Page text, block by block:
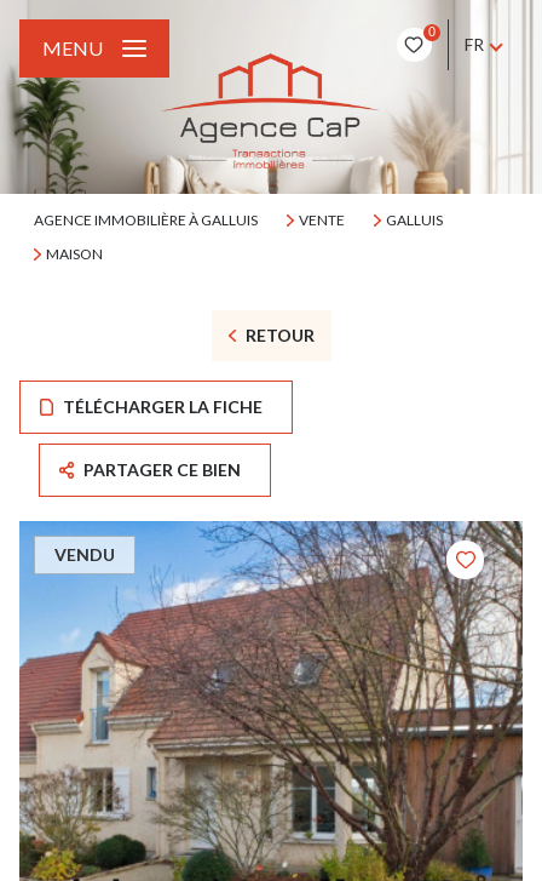
0
FR
MENU
AGENCE IMMOBILIÈRE À GALLUIS VENTE
GALLUIS
MAISON
RETOUR
TÉLÉCHARGER LA FICHE
PARTAGER CE BIEN
VENDU